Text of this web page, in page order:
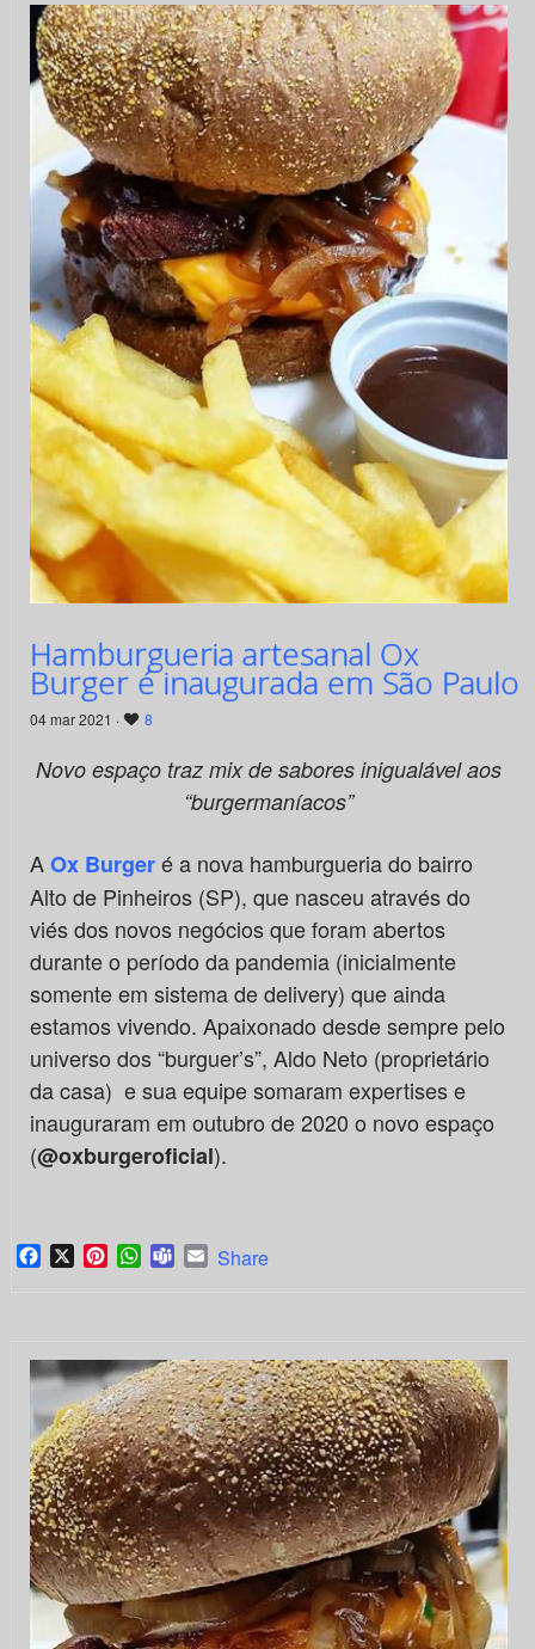
Hamburgueria artesanal Ox
Burger é inaugurada em São Paulo
04 mar 2021 · 8
Novo espaço traz mix de sabores inigualável aos
“burgermaníacos”
AOx Burgeré a nova hamburgueria do bairro
Alto de Pinheiros (SP), que nasceu através do
viés dos novos negócios que foram abertos
durante o período da pandemia (inicialmente
somente em sistema de delivery) que ainda
estamos vivendo. Apaixonado desde sempre pelo
universo dos “burguer’s”, Aldo Neto (proprietário
da casa) e sua equipe somaram expertises e
inauguraram em outubro de 2020 o novo espaço
(@oxburgeroficial).
Facebook
X PinterestWhatsApp
TeamsEmail
Share